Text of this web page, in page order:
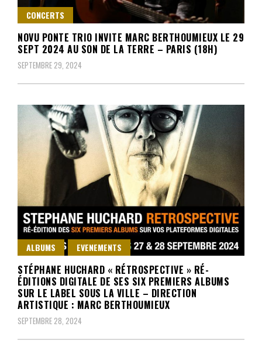
CONCERTS
NOVU PONTE TRIO INVITE MARC BERTHOUMIEUX LE 29
SEPT 2024 AU SON DE LA TERRE – PARIS (18H)
SEPTEMBRE 29, 2024
ALBUMS EVENEMENTS
STÉPHANE HUCHARD « RÉTROSPECTIVE » RÉ-
ÉDITIONS DIGITALE DE SES SIX PREMIERS ALBUMS
SUR LE LABEL SOUS LA VILLE – DIRECTION
ARTISTIQUE : MARC BERTHOUMIEUX
SEPTEMBRE 28, 2024